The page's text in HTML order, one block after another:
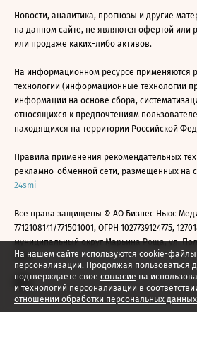
На нашем сайте используются cookie-файлы
персонализации. Продолжая пользоваться
подтверждаете свое согласие на
и технологий персонализации в
отношении обработки персональных
Новости, аналитика, прогнозы и другие
на данном сайте, не являются офертой или
или продаже каких-либо активов.
На информационном ресурсе применяются
технологии (информационные технологии
информации на основе сбора,
относящихся к предпочтениям
находящихся на территории Российской
Правила применения рекомендательных
рекламно-обменной сети, размещенных на
24smi
Все права защищены © АО Бизнес Ньюс
7712108141/771501001, ОГРН 1027739124775,
муниципальный округ Марьина Роща, ул.
2026